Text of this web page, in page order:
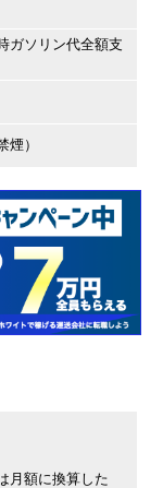
ガソリン代全額支
煙）
月額に換算した